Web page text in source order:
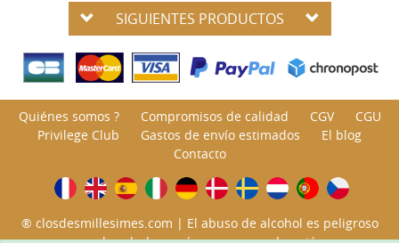
SIGUIENTES PRODUCTOS
Quiénes somos ? Compromisos de calidad CGV
CGU
Privilege Club
Gastos de envío estimados
El blog
Contacto
® closdesmillesimes.com | El abuso de alcohol es peligroso